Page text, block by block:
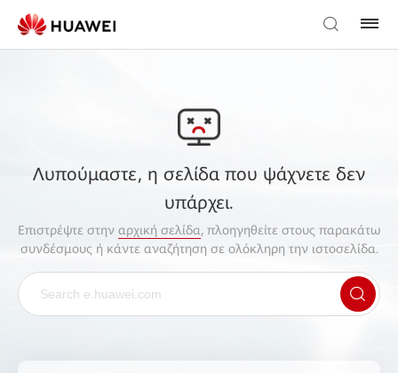
Λυπούμαστε, η σελίδα που ψάχνετε δεν
υπάρχει.
Επιστρέψτε στην αρχική σελίδα, πλοηγηθείτε στους παρακάτω
συνδέσμους ή κάντε αναζήτηση σε ολόκληρη την ιστοσελίδα.